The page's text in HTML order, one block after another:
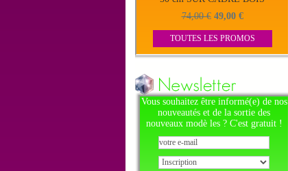
74,00 € 49,00 €
TOUTES LES PROMOS
Vous souhaitez être informé(e) de nos
nouveautés et de la sortie des
nouveaux modè les ? C'est gratuit !